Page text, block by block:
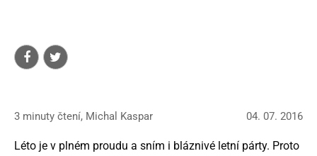
3 minuty čtení, Michal Kaspar 04. 07. 2016
Léto je v plném proudu a sním i bláznivé letní párty. Proto